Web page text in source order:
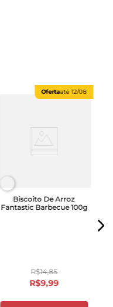
Ofertaaté12/08
Biscoito De Arroz
Fantastic Barbecue 100g
R$14,85
R$9,99